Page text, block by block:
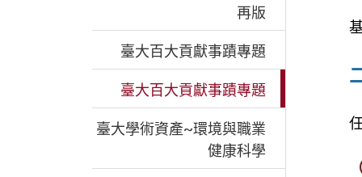
再版
臺大百大貢獻事蹟專題
臺大百大貢獻事蹟專題
臺大學術資產~環境與職業
健康科學